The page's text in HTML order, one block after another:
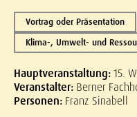
Vortrag oder Präsentation
Klima-, Umwelt- und
Hauptveranstaltung:15.
Veranstalter: Berner
Personen: Franz Sinabell